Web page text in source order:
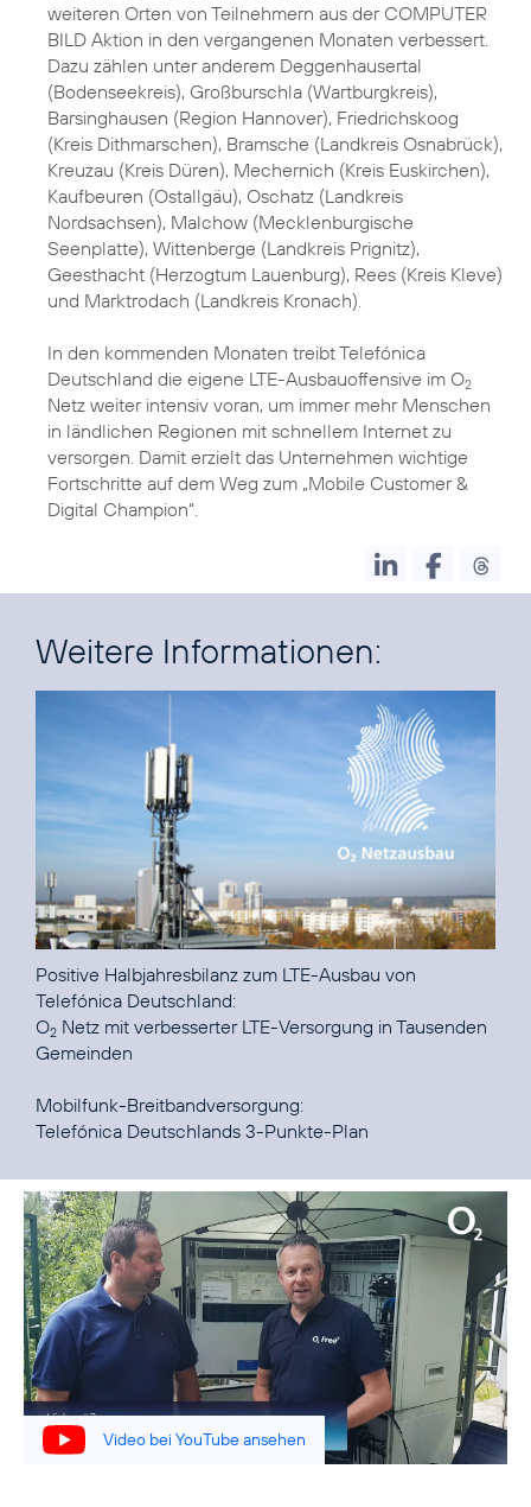
weiteren Orten von Teilnehmern aus der COMPUTER
BILD Aktion in den vergangenen Monaten verbessert.
Dazu zählen unter anderem Deggenhausertal
(Bodenseekreis), Großburschla (Wartburgkreis),
Barsinghausen (Region Hannover), Friedrichskoog
(Kreis Dithmarschen), Bramsche (Landkreis Osnabrück),
Kreuzau (Kreis Düren), Mechernich (Kreis Euskirchen),
Kaufbeuren (Ostallgäu), Oschatz (Landkreis
Nordsachsen), Malchow (Mecklenburgische
Seenplatte), Wittenberge (Landkreis Prignitz),
Geesthacht (Herzogtum Lauenburg), Rees (Kreis Kleve)
und Marktrodach (Landkreis Kronach).
In den kommenden Monaten treibt Telefónica
Deutschland die eigene LTE-Ausbauoffensive im O2
Netz weiter intensiv voran, um immer mehr Menschen
in ländlichen Regionen mit schnellem Internet zu
versorgen. Damit erzielt das Unternehmen wichtige
Fortschritte auf dem Weg zum „Mobile Customer &
Digital Champion“.
Weitere Informationen:
Positive Halbjahresbilanz zum LTE-Ausbau von
O2 Netz mit verbesserter LTE-Versorgung in Tausenden
Gemeinden
Telefónica Deutschlands 3-Punkte-Plan
Video bei YouTube ansehen